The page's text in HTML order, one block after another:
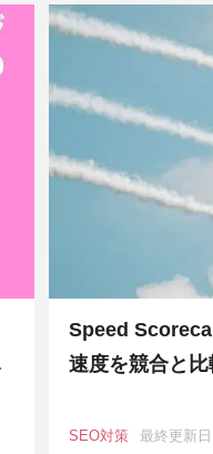
Speed
速度を競合と比
SEO対策 最終更新